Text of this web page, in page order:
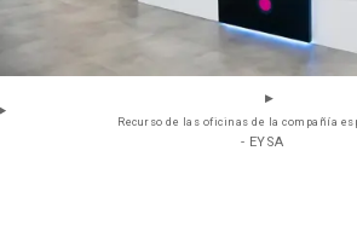
Recurso de las oficinas de la compañía
- EYSA